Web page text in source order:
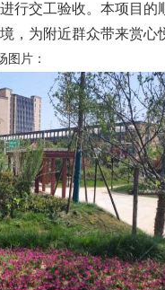
行交工验收。本项目
，为附近群众带来赏心
图片：